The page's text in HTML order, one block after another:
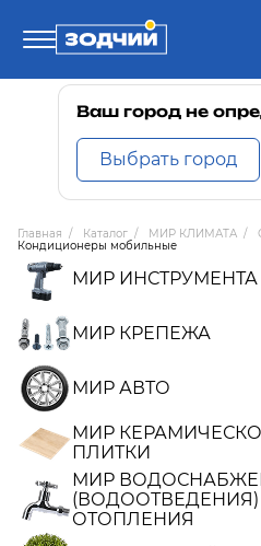
Телефоны
8 800 100-71-71
8 (4242) 30-00-27
8 (4242) 30-00-72
Ваш город не
Выбрать город
Главная / Каталог / МИР КЛИМАТА /
Кондиционеры мобильные
МИР ИНСТРУМЕНТА
МИР КРЕПЕЖА
МИР АВТО
МИР
ПЛИТКИ
МИР
(ВОДООТВЕДЕНИЯ)
ОТОПЛЕНИЯ